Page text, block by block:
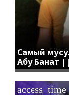
Самый
Абу Банат
access_time